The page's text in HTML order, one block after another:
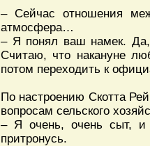
– Сейчас отношения
атмосфера…
– Я понял ваш намек. Да,
Считаю, что накануне
потом переходить к
По настроению Скотта
вопросам сельского
– Я очень, очень сыт, и
притронусь.